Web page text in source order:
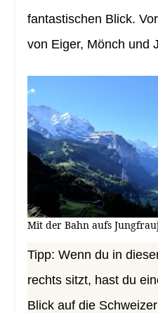
fantastischen Blick.
von Eiger, Mönch und
Mit der Bahn aufs
Tipp: Wenn du in
rechts sitzt, hast du
Blick auf die